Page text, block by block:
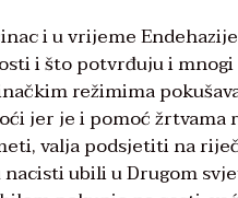
i u vrijeme
i što potvrđuju i
režimima
jer je i pomoć žrtvama
valja podsjetiti na
nacisti ubili u Drugom